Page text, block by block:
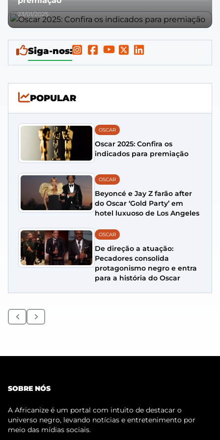
23/01/2025
Siga-nos:
POPULAR
OSCAR
Oscar 2025: Confira os
indicados para premiação
OSCAR
Beyoncé e Jay Z farão after
do Oscar ‘Gold Party’ em
hotel luxuoso de Los Angeles
OSCAR
De direção a atuação:
Pecadores consolida
protagonismo negro e entra
para a história do Oscar
AnteriorPróximo
SOBRE NÓS
A Africanize é um portal com intuito de destacar o
universo negro, levando notícias e entretenimento por
meio das mídias sociais.